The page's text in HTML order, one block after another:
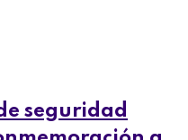
seguridad